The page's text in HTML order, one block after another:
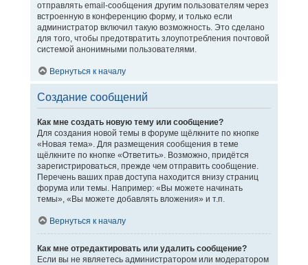
отправлять email-сообщения другим пользователям через
встроенную в конференцию форму, и только если
администратор включил такую возможность. Это сделано
для того, чтобы предотвратить злоупотребления почтовой
системой анонимными пользователями.
Вернуться к началу
Создание сообщений
Как мне создать новую тему или сообщение?
Для создания новой темы в форуме щёлкните по кнопке
«Новая тема». Для размещения сообщения в теме
щёлкните по кнопке «Ответить». Возможно, придётся
зарегистрироваться, прежде чем отправить сообщение.
Перечень ваших прав доступа находится внизу страниц
форума или темы. Например: «Вы можете начинать
темы», «Вы можете добавлять вложения» и т.п.
Вернуться к началу
Как мне отредактировать или удалить сообщение?
Если вы не являетесь администратором или модератором